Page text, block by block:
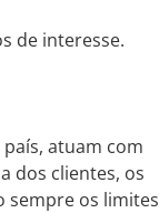
de interesse.
atuam com
dos clientes, os
sempre os limites